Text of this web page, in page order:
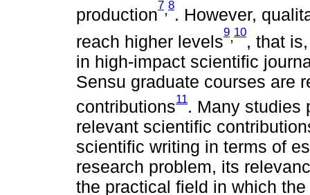
production
7,8
. However,
reach higher levels
9,10
, that
in high-impact scientific
Sensu graduate courses are
contributions11. Many studies
relevant scientific
scientific writing in terms of
research problem, its
the practical field in which